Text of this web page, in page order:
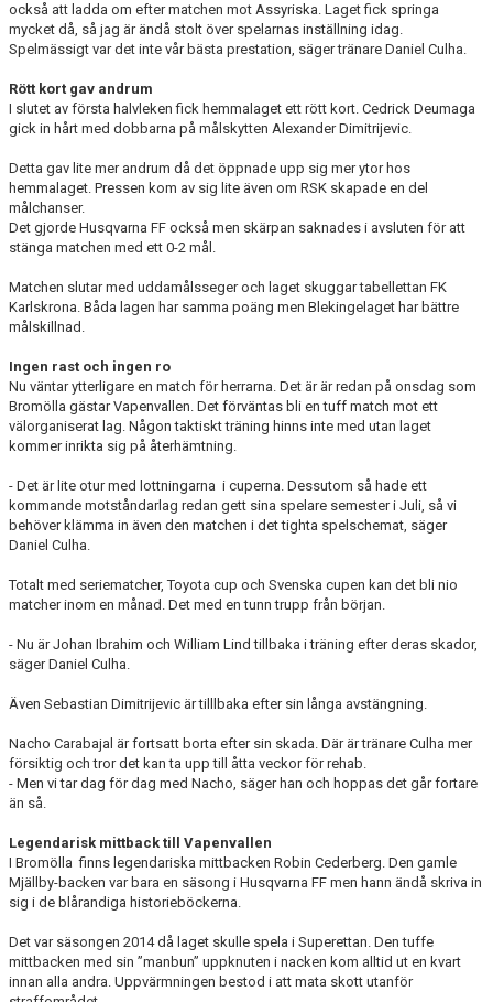
också att ladda om efter matchen mot Assyriska. Laget fick springa
mycket då, så jag är ändå stolt över spelarnas inställning idag.
Spelmässigt var det inte vår bästa prestation, säger tränare Daniel Culha.
Rött kort gav andrum
I slutet av första halvleken fick hemmalaget ett rött kort. Cedrick Deumaga
gick in hårt med dobbarna på målskytten Alexander Dimitrijevic.
Detta gav lite mer andrum då det öppnade upp sig mer ytor hos
hemmalaget. Pressen kom av sig lite även om RSK skapade en del
målchanser.
Det gjorde Husqvarna FF också men skärpan saknades i avsluten för att
stänga matchen med ett 0-2 mål.
Matchen slutar med uddamålsseger och laget skuggar tabellettan FK
Karlskrona. Båda lagen har samma poäng men Blekingelaget har bättre
målskillnad.
Ingen rast och ingen ro
Nu väntar ytterligare en match för herrarna. Det är är redan på onsdag som
Bromölla gästar Vapenvallen. Det förväntas bli en tuff match mot ett
välorganiserat lag. Någon taktiskt träning hinns inte med utan laget
kommer inrikta sig på återhämtning.
- Det är lite otur med lottningarna i cuperna. Dessutom så hade ett
kommande motståndarlag redan gett sina spelare semester i Juli, så vi
behöver klämma in även den matchen i det tighta spelschemat, säger
Daniel Culha.
Totalt med seriematcher, Toyota cup och Svenska cupen kan det bli nio
matcher inom en månad. Det med en tunn trupp från början.
- Nu är Johan Ibrahim och William Lind tillbaka i träning efter deras skador,
säger Daniel Culha.
Även Sebastian Dimitrijevic är tilllbaka efter sin långa avstängning.
Nacho Carabajal är fortsatt borta efter sin skada. Där är tränare Culha mer
försiktig och tror det kan ta upp till åtta veckor för rehab.
- Men vi tar dag för dag med Nacho, säger han och hoppas det går fortare
än så.
Legendarisk mittback till Vapenvallen
I Bromölla finns legendariska mittbacken Robin Cederberg. Den gamle
Mjällby-backen var bara en säsong i Husqvarna FF men hann ändå skriva in
sig i de blårandiga historieböckerna.
Det var säsongen 2014 då laget skulle spela i Superettan. Den tuffe
mittbacken med sin ”manbun” uppknuten i nacken kom alltid ut en kvart
innan alla andra. Uppvärmningen bestod i att mata skott utanför